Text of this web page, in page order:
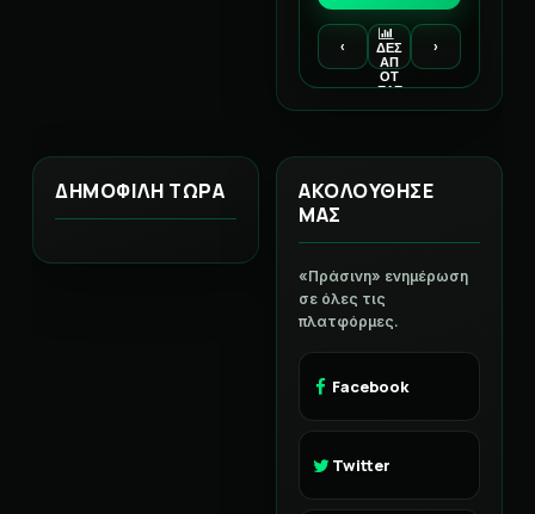
‹
ΔΕΣ
ΑΠ
ΟΤ
ΕΛΕ
›
ΔΗΜΟΦΙΛΗ ΤΩΡΑ
ΑΚΟΛΟΥΘΗΣΕ
ΜΑΣ
«Πράσινη» ενημέρωση
σε όλες τις
πλατφόρμες.
Facebook
Twitter